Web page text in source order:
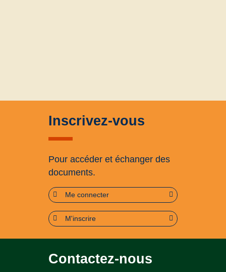
Inscrivez-vous
Pour accéder et échanger des
documents.
Me connecter
M'inscrire
Contactez-nous